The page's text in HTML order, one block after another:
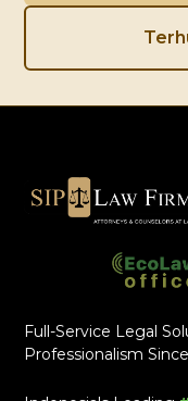
Full-Service Legal
Professionalism Since